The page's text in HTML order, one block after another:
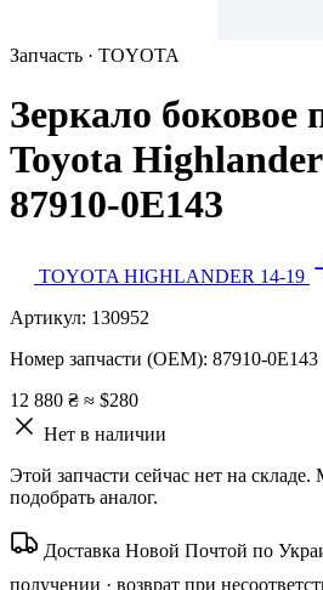
Запчасть · TOYOTA
Зеркало боковое
Toyota
87910-0E143
TOYOTA HIGHLANDER 14-19
Артикул: 130952
Номер запчасти (OEM): 87910-0E143
12 880 ₴ ≈ $280
Нет в наличии
Этой запчасти сейчас нет на
подобрать аналог.
Доставка Новой Почтой по
получении · возврат при